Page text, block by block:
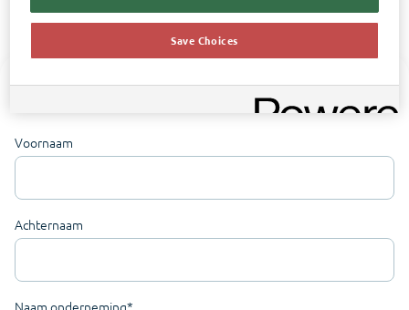
Maak een vrijblijvende afspraak
Voornaam
Achternaam
Naam onderneming*
Save Choices